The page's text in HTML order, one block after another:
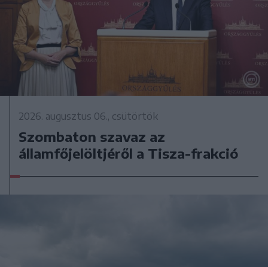
2026. augusztus 06., csütörtök
Szombaton szavaz az
államfőjelöltjéről a Tisza-frakció